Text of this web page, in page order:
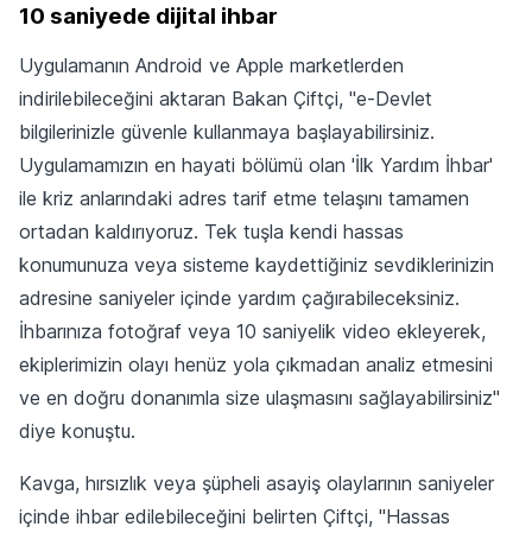
10 saniyede dijital ihbar
Uygulamanın Android ve Apple marketlerden
indirilebileceğini aktaran Bakan Çiftçi, "e-Devlet
bilgilerinizle güvenle kullanmaya başlayabilirsiniz.
Uygulamamızın en hayati bölümü olan 'İlk Yardım İhbar'
ile kriz anlarındaki adres tarif etme telaşını tamamen
ortadan kaldırıyoruz. Tek tuşla kendi hassas
konumunuza veya sisteme kaydettiğiniz sevdiklerinizin
adresine saniyeler içinde yardım çağırabileceksiniz.
İhbarınıza fotoğraf veya 10 saniyelik video ekleyerek,
ekiplerimizin olayı henüz yola çıkmadan analiz etmesini
ve en doğru donanımla size ulaşmasını sağlayabilirsiniz"
diye konuştu.
Kavga, hırsızlık veya şüpheli asayiş olaylarının saniyeler
içinde ihbar edilebileceğini belirten Çiftçi, "Hassas